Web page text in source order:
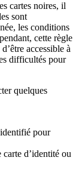
cartes noires, il
sont
les conditions
cette règle
accessible à
difficultés pour
quelques
pour
d’identité ou